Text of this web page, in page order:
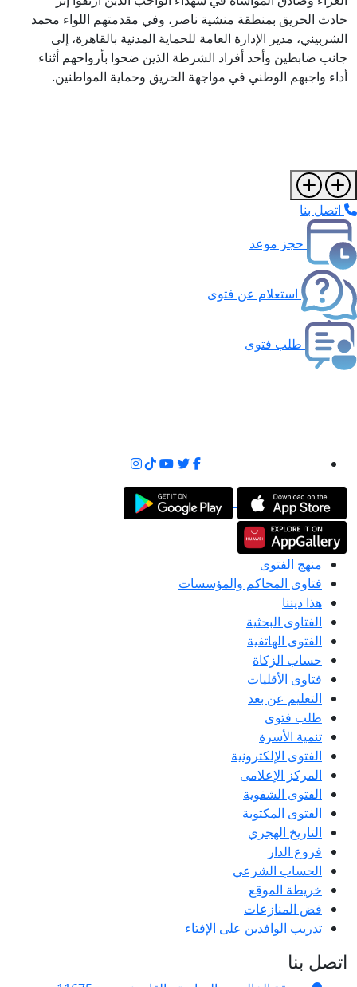
حادث الحريق بمنطقة منشية ناصر، وفي مقدمتهم اللواء محمد
الشربيني، مدير الإدارة العامة للحماية المدنية بالقاهرة، إلى
جانب ضابطين وأحد أفراد الشرطة الذين ضحوا بأرواحهم أثناء
أداء واجبهم الوطني في مواجهة الحريق وحماية المواطنين.
اتصل بنا
حجز موعد
استعلام عن فتوى
طلب فتوى
منهج الفتوى
فتاوى المحاكم والمؤسسات
هذا ديننا
الفتاوى البحثية
الفتوى الهاتفية
حساب الزكاة
فتاوى الأقليات
التعليم عن بعد
طلب فتوى
تنمية الأسرة
الفتوى الإلكترونية
المركز الإعلامى
الفتوى الشفوية
الفتوى المكتوبة
التاريخ الهجري
فروع الدار
الحساب الشرعي
خريطة الموقع
فض المنازعات
تدريب الوافدين على الإفتاء
اتصل بنا